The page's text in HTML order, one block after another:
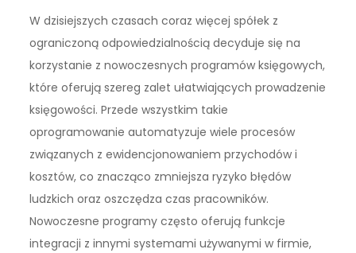
W dzisiejszych czasach coraz więcej spółek z
ograniczoną odpowiedzialnością decyduje się na
korzystanie z nowoczesnych programów księgowych,
które oferują szereg zalet ułatwiających prowadzenie
księgowości. Przede wszystkim takie
oprogramowanie automatyzuje wiele procesów
związanych z ewidencjonowaniem przychodów i
kosztów, co znacząco zmniejsza ryzyko błędów
ludzkich oraz oszczędza czas pracowników.
Nowoczesne programy często oferują funkcje
integracji z innymi systemami używanymi w firmie,